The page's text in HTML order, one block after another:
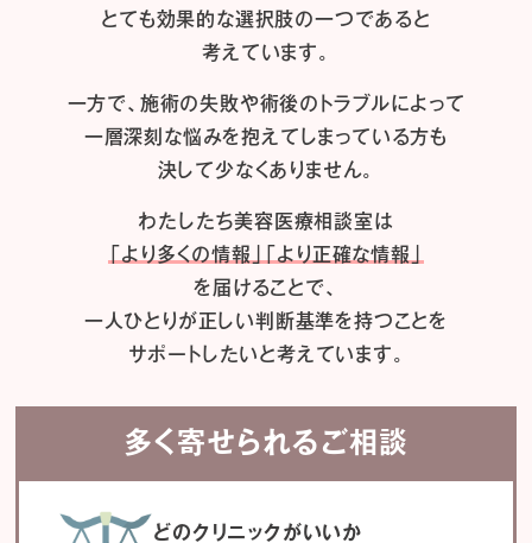
とても効果的な選択肢の一つであると
考えています。
一方で、施術の失敗や術後のトラブルによって
一層深刻な悩みを抱えてしまっている方も
決して少なくありません。
わたしたち美容医療相談室は
「より多くの情報」「より正確な情報」
を届けることで、
一人ひとりが正しい判断基準を持つことを
サポートしたいと考えています。
多く寄せられるご相談
どのクリニックがいいか